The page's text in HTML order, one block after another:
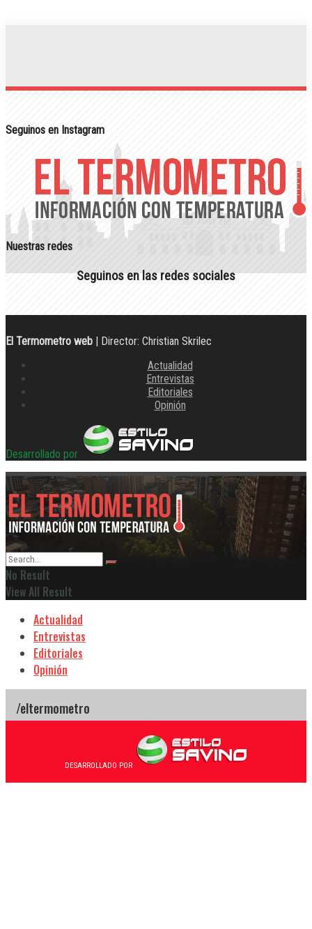
Seguinos en Instagram
Nuestras redes
Seguinos en las redes sociales
El Termometro web | Director: Christian Skrilec
Actualidad
Entrevistas
Editoriales
Opinión
Desarrollado por
No Result
View All Result
Actualidad
Entrevistas
Editoriales
Opinión
DESARROLLADO POR